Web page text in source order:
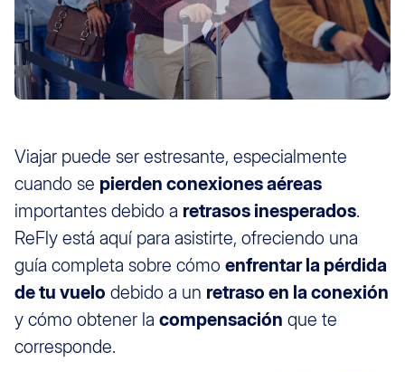
Viajar puede ser estresante, especialmente
cuando se pierden conexiones aéreas
importantes debido a retrasos inesperados.
ReFly está aquí para asistirte, ofreciendo una
guía completa sobre cómo enfrentar la pérdida
de tu vuelo debido a un retraso en la conexión
y cómo obtener la compensación que te
corresponde.